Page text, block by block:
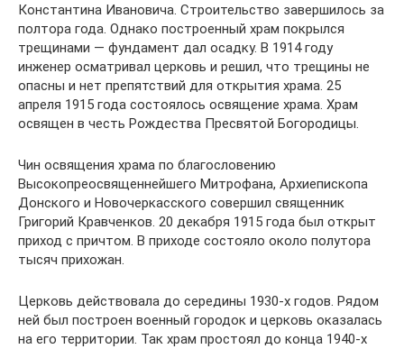
Константина Ивановича. Строительство завершилось за
полтора года. Однако построенный храм покрылся
трещинами — фундамент дал осадку. В 1914 году
инженер осматривал церковь и решил, что трещины не
опасны и нет препятствий для открытия храма. 25
апреля 1915 года состоялось освящение храма. Храм
освящен в честь Рождества Пресвятой Богородицы.
Чин освящения храма по благословению
Высокопреосвященнейшего Митрофана, Архиепископа
Донского и Новочеркасского совершил священник
Григорий Кравченков. 20 декабря 1915 года был открыт
приход с причтом. В приходе состояло около полутора
тысяч прихожан.
Церковь действовала до середины 1930-х годов. Рядом
ней был построен военный городок и церковь оказалась
на его территории. Так храм простоял до конца 1940-х